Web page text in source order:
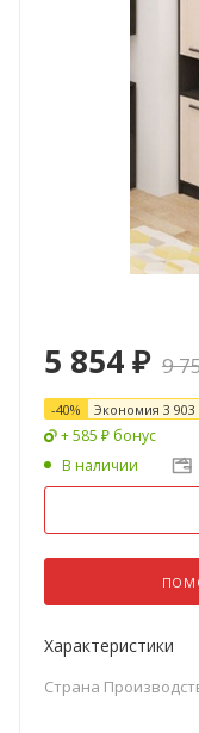
5 854₽ 9
-40% Экономия 3 903
+ 585 ₽ бонус
В наличии
Характеристики
Страна